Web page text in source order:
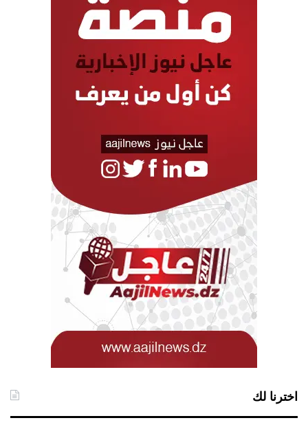
اخترنا لك